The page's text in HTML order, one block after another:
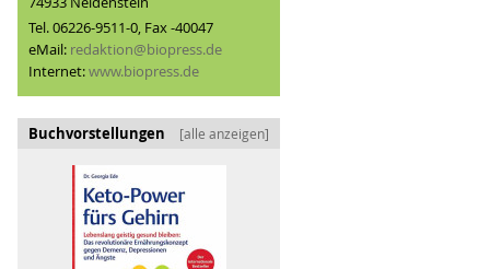
Tel. 06226-9511-0, Fax -40047
eMail: redaktion@biopress.de
Internet:www.biopress.de
Buchvorstellungen [alle anzeigen]